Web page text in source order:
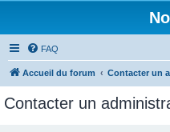
FAQ
Accueil du forum Contacter un
Contacter un